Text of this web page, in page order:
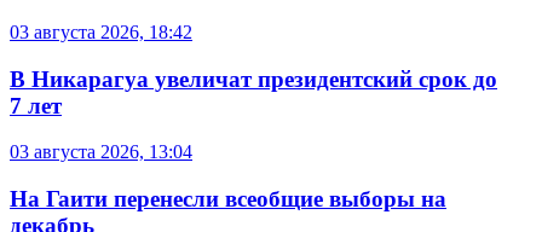
03 августа 2026, 18:42
В Никарагуа увеличат президентский срок до
7 лет
03 августа 2026, 13:04
На Гаити перенесли всеобщие выборы на
декабрь